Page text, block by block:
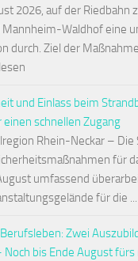
2026, auf der Riedbahn
Mannheim-Waldhof eine
durch. Ziel der
und Einlass beim
schnellen Zugang
Rhein-Neckar – Die
für
umfassend
für die
Zwei
bis Ende August fürs